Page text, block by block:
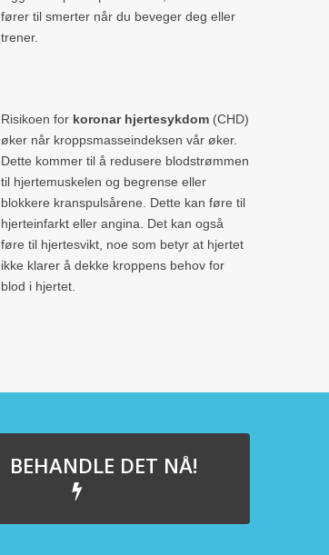
fører til smerter når du beveger deg eller
trener.
Risikoen for koronar hjertesykdom (CHD)
øker når kroppsmasseindeksen vår øker.
Dette kommer til å redusere blodstrømmen
til hjertemuskelen og begrense eller
blokkere kranspulsårene. Dette kan føre til
hjerteinfarkt eller angina. Det kan også
føre til hjertesvikt, noe som betyr at hjertet
ikke klarer å dekke kroppens behov for
blod i hjertet.
BEHANDLE DET NÅ!